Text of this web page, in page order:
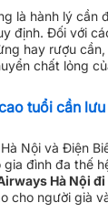
là hành lý cần
định. Đối với
hay rượu
chất lỏng
tuổi cần
Nội và Điện
gia đình đa thế
Hà Nội
cho người già